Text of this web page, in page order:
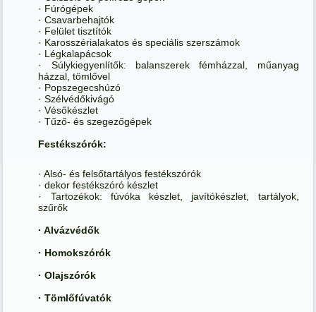
· Fúrógépek
· Csavarbehajtók
· Felület tisztítók
· Karosszérialakatos és speciális szerszámok
· Légkalapácsok
· Súlykiegyenlítők: balanszerek fémházzal, műanyag
házzal, tömlővel
· Popszegecshúzó
· Szélvédőkivágó
· Vésőkészlet
· Tűző- és szegezőgépek
Festékszórók:
· Alsó- és felsőtartályos festékszórók
· dekor festékszóró készlet
· Tartozékok: fúvóka készlet, javítókészlet, tartályok,
szűrők
· Alvázvédők
· Homokszórók
· Olajszórók
· Tömlőfúvatók